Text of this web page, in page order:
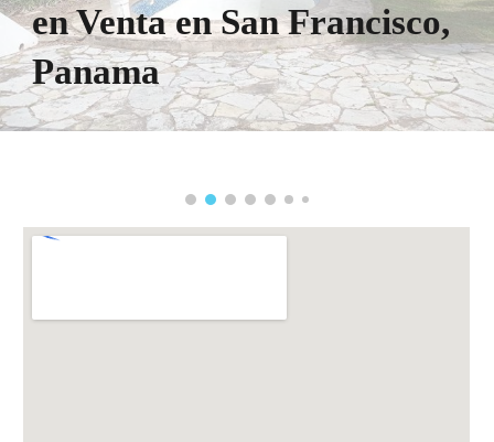
en Venta en San Francisco,
Panama